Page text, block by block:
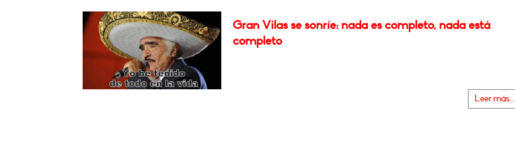
Gran Vilas se sonríe: nada es completo, nada está
completo
Leer más...